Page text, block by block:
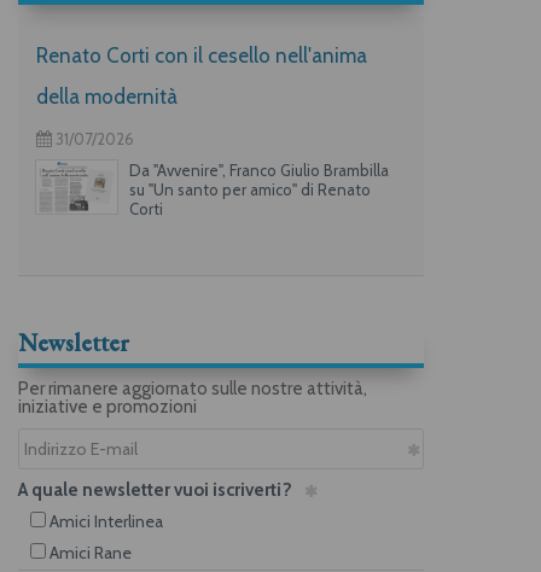
Renato Corti con il cesello nell'anima
della modernità
31/07/2026
Da "Avvenire", Franco Giulio Brambilla
su "Un santo per amico" di Renato
Corti
Newsletter
Per rimanere aggiornato sulle nostre attività,
iniziative e promozioni
A quale newsletter vuoi iscriverti?
Amici Interlinea
Amici Rane